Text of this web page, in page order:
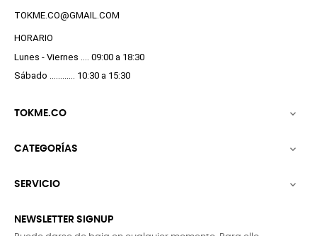
TOKME.CO@GMAIL.COM
HORARIO
Lunes - Viernes .... 09:00 a 18:30
Sábado ............ 10:30 a 15:30
TOKME.CO 
CATEGORÍAS 
SERVICIO 
NEWSLETTER SIGNUP